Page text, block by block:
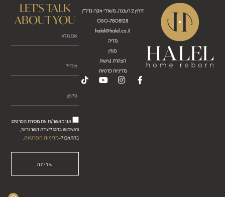
זרחין 2 רעננה, משרדי אקרו נדל"ן
050-7808128
halel@halel.co.il
מדיה
מגזין
הצהרת נגישות
מדיניות פרטיות
LET'S TALK
ABOUT YOU
אני מאשר/ת את מסירת הפרטים
והשימוש בהם ליצירת קשר ודיוור,
בהתאם ל-מדיניות הפרטיות.
שליחה